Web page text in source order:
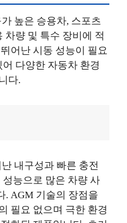
높은 승용차, 스포츠
차량 및 특수 장비에 적
어난 시동 성능이 필요
다양한 자동차 환경
다.
내구성과 빠른 충전
능으로 많은 차량 사
. AGM 기술의 장점을
필요 없으며 극한 환경